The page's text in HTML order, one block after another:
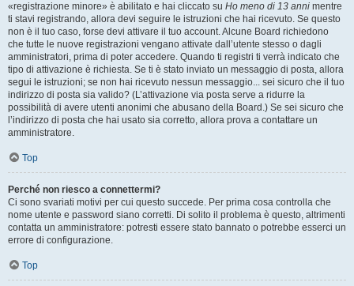
«registrazione minore» è abilitato e hai cliccato su Ho meno di 13 anni mentre
ti stavi registrando, allora devi seguire le istruzioni che hai ricevuto. Se questo
non è il tuo caso, forse devi attivare il tuo account. Alcune Board richiedono
che tutte le nuove registrazioni vengano attivate dall’utente stesso o dagli
amministratori, prima di poter accedere. Quando ti registri ti verrà indicato che
tipo di attivazione è richiesta. Se ti è stato inviato un messaggio di posta, allora
segui le istruzioni; se non hai ricevuto nessun messaggio... sei sicuro che il tuo
indirizzo di posta sia valido? (L’attivazione via posta serve a ridurre la
possibilità di avere utenti anonimi che abusano della Board.) Se sei sicuro che
l’indirizzo di posta che hai usato sia corretto, allora prova a contattare un
amministratore.
Top
Perché non riesco a connettermi?
Ci sono svariati motivi per cui questo succede. Per prima cosa controlla che
nome utente e password siano corretti. Di solito il problema è questo, altrimenti
contatta un amministratore: potresti essere stato bannato o potrebbe esserci un
errore di configurazione.
Top